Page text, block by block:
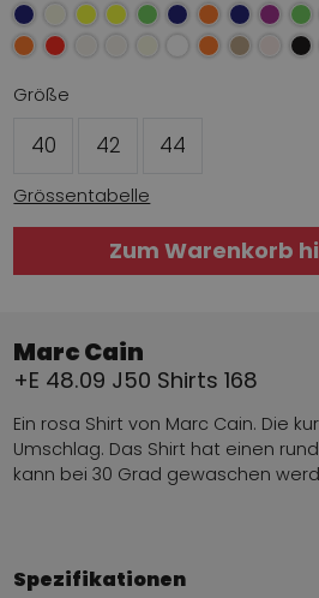
Größe
40 42 44
Grössentabelle
Zum Warenkorb
Marc Cain
+E 48.09 J50 Shirts 168
Ein rosa Shirt von Marc Cain. Die
Umschlag. Das Shirt hat einen
kann bei 30 Grad gewaschen
Spezifikationen